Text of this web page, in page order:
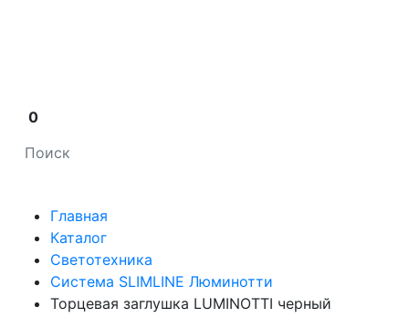
0
Главная
Каталог
Светотехника
Система SLIMLINE Люминотти
Торцевая заглушка LUMINOTTI черный